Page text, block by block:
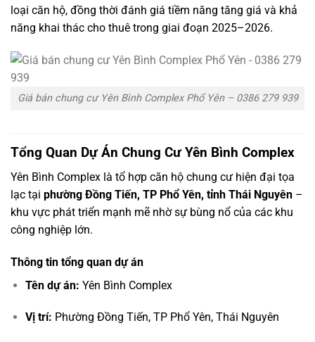
loại căn hộ, đồng thời đánh giá tiềm năng tăng giá và khả
năng khai thác cho thuê trong giai đoạn 2025–2026.
Giá bán chung cư Yên Bình Complex Phổ Yên – 0386 279 939
Tổng Quan Dự Án Chung Cư Yên Bình Complex
Yên Bình Complex là tổ hợp căn hộ chung cư hiện đại tọa
lạc tại phường Đồng Tiến, TP Phổ Yên, tỉnh Thái Nguyên –
khu vực phát triển mạnh mẽ nhờ sự bùng nổ của các khu
công nghiệp lớn.
Thông tin tổng quan dự án
Tên dự án: Yên Bình Complex
Vị trí: Phường Đồng Tiến, TP Phổ Yên, Thái Nguyên